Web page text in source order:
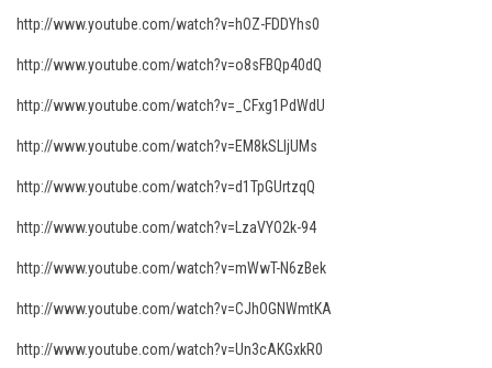
http://www.youtube.com/watch?v=hOZ-FDDYhs0
http://www.youtube.com/watch?v=o8sFBQp40dQ
http://www.youtube.com/watch?v=_CFxg1PdWdU
http://www.youtube.com/watch?v=EM8kSLljUMs
http://www.youtube.com/watch?v=d1TpGUrtzqQ
http://www.youtube.com/watch?v=LzaVYO2k-94
http://www.youtube.com/watch?v=mWwT-N6zBek
http://www.youtube.com/watch?v=CJhOGNWmtKA
http://www.youtube.com/watch?v=Un3cAKGxkR0